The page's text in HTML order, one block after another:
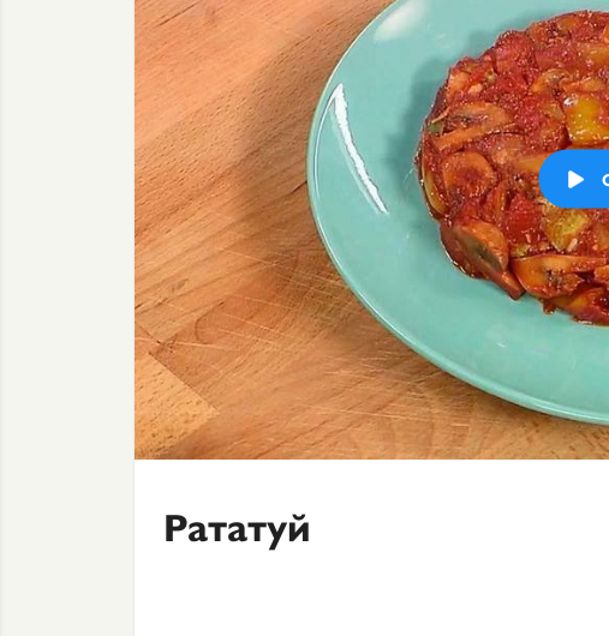
Рататуй